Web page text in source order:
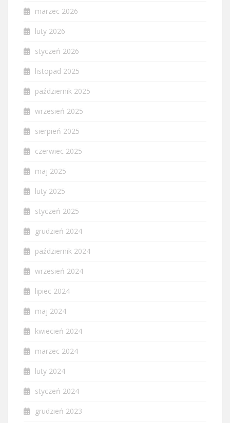
marzec 2026
luty 2026
styczeń 2026
listopad 2025
październik 2025
wrzesień 2025
sierpień 2025
czerwiec 2025
maj 2025
luty 2025
styczeń 2025
grudzień 2024
październik 2024
wrzesień 2024
lipiec 2024
maj 2024
kwiecień 2024
marzec 2024
luty 2024
styczeń 2024
grudzień 2023